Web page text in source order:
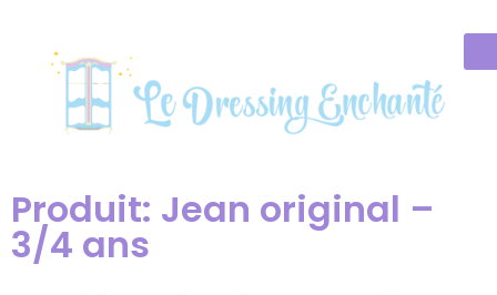
Produit: Jean original –
3/4 ans